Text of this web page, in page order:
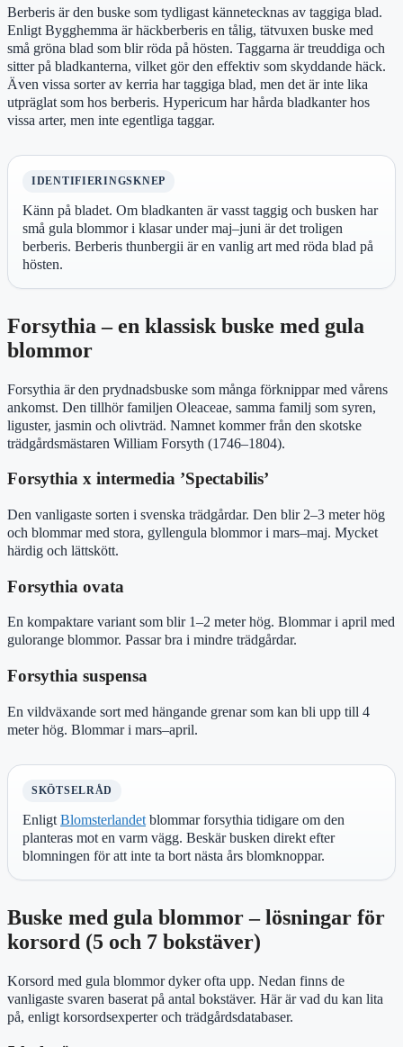
Berberis är den buske som tydligast kännetecknas av taggiga blad.
Enligt Bygghemma är häckberberis en tålig, tätvuxen buske med
små gröna blad som blir röda på hösten. Taggarna är treuddiga och
sitter på bladkanterna, vilket gör den effektiv som skyddande häck.
Även vissa sorter av kerria har taggiga blad, men det är inte lika
utpräglat som hos berberis. Hypericum har hårda bladkanter hos
vissa arter, men inte egentliga taggar.
IDENTIFIERINGSKNEP
Känn på bladet. Om bladkanten är vasst taggig och busken har
små gula blommor i klasar under maj–juni är det troligen
berberis. Berberis thunbergii är en vanlig art med röda blad på
hösten.
Forsythia – en klassisk buske med gula
blommor
Forsythia är den prydnadsbuske som många förknippar med vårens
ankomst. Den tillhör familjen Oleaceae, samma familj som syren,
liguster, jasmin och olivträd. Namnet kommer från den skotske
trädgårdsmästaren William Forsyth (1746–1804).
Forsythia x intermedia ’Spectabilis’
Den vanligaste sorten i svenska trädgårdar. Den blir 2–3 meter hög
och blommar med stora, gyllengula blommor i mars–maj. Mycket
härdig och lättskött.
Forsythia ovata
En kompaktare variant som blir 1–2 meter hög. Blommar i april med
gulorange blommor. Passar bra i mindre trädgårdar.
Forsythia suspensa
En vildväxande sort med hängande grenar som kan bli upp till 4
meter hög. Blommar i mars–april.
SKÖTSELRÅD
EnligtBlomsterlandetblommar forsythia tidigare om den
planteras mot en varm vägg. Beskär busken direkt efter
blomningen för att inte ta bort nästa års blomknoppar.
Buske med gula blommor – lösningar för
korsord (5 och 7 bokstäver)
Korsord med gula blommor dyker ofta upp. Nedan finns de
vanligaste svaren baserat på antal bokstäver. Här är vad du kan lita
på, enligt korsordsexperter och trädgårdsdatabaser.